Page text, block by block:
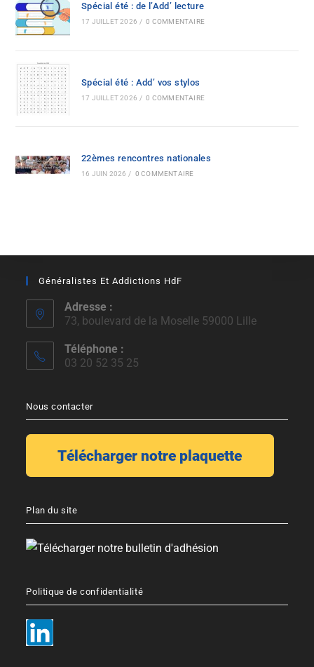
Spécial été : de l’Add’ lecture
17 JUILLET 2026 / 0 COMMENTAIRE
Spécial été : Add’ vos stylos
17 JUILLET 2026 / 0 COMMENTAIRE
22èmes rencontres nationales
16 JUIN 2026 / 0 COMMENTAIRE
Généralistes Et Addictions HdF
Adresse :
73, boulevard de la Moselle 59000 Lille
Téléphone :
03 20 52 35 25
Nous contacter
Plan du site
Politique de confidentialité